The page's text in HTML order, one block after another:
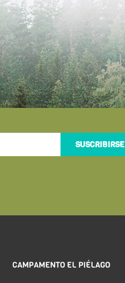
SUSCRIBIRSE
CAMPAMENTO EL PIÉLAGO